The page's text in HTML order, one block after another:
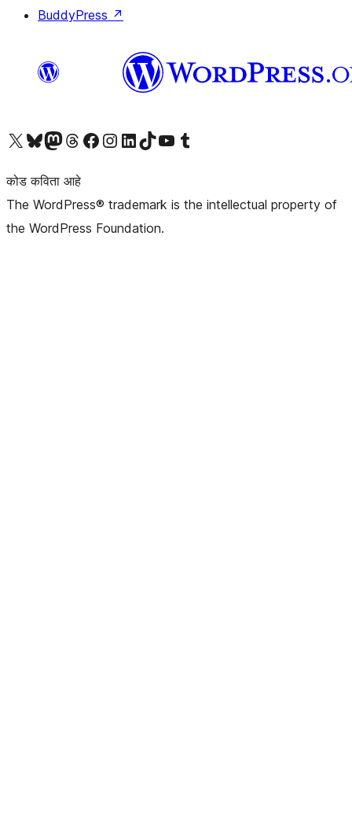
BuddyPress ↗
आमच्या X (एक्स) (पूर्वीचे ट्विटर) खात्याला भेट द्या आमच्या ब्लूस्की खात्याला भेट द्या.आमच्या Mastodon खात्याला भेट द्या.आमच्या थ्रेड्स खात्याला भेट द्या. आमच्या फेसबुक पेजला भेट द्या आमच्या इंस्टाग्राम खात्याला भेट द्या आमच्या लिंक्डइन खात्याला भेट द्या आमच्या टिकटॉक अकाउंटला भेट द्या.आमच्या यूट्यूब चॅनेलला भेट द्या आमच्या टंबलर खात्याला भेट द्या.
कोड कविता आहे
The WordPress® trademark is the intellectual property of
the WordPress Foundation.